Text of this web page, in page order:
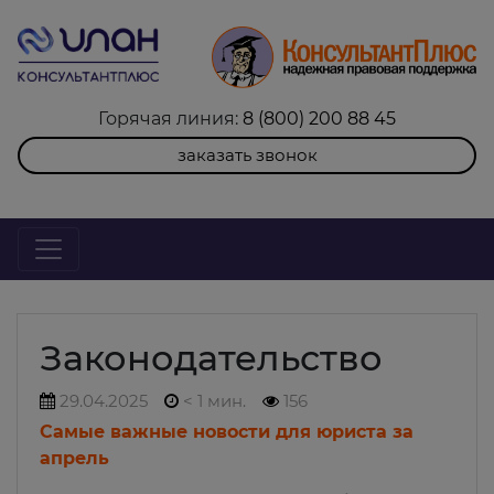
Горячая линия: 8 (800) 200 88 45
заказать звонок
Законодательство
29.04.2025 < 1 мин.
156
Самые важные новости для юриста за
апрель